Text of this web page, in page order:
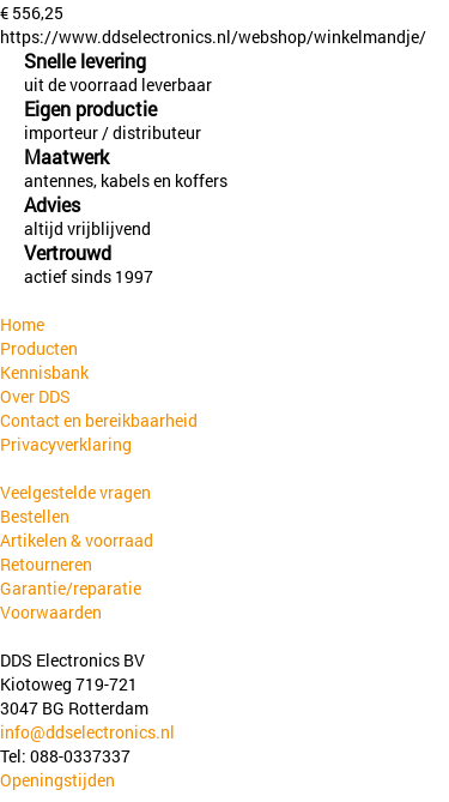
€ 556,25
https://www.ddselectronics.nl/webshop/winkelmandje/
Snelle levering
uit de voorraad leverbaar
Eigen productie
importeur / distributeur
Maatwerk
antennes, kabels en koffers
Advies
altijd vrijblijvend
Vertrouwd
actief sinds 1997
Home
Producten
Kennisbank
Over DDS
Contact en bereikbaarheid
Privacyverklaring
Veelgestelde vragen
Bestellen
Artikelen & voorraad
Retourneren
Garantie/reparatie
Voorwaarden
DDS Electronics BV
Kiotoweg 719-721
3047 BG Rotterdam
info@ddselectronics.nl
Tel: 088-0337337
Openingstijden